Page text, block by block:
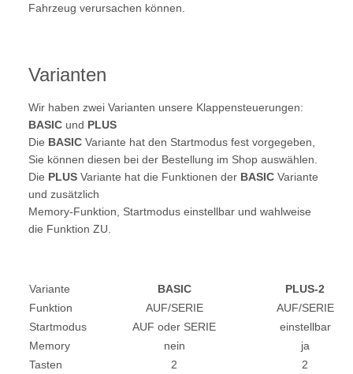
Fahrzeug verursachen können.
Varianten
Wir haben zwei Varianten unsere Klappensteuerungen:
BASIC und PLUS
Die BASIC Variante hat den Startmodus fest vorgegeben,
Sie können diesen bei der Bestellung im Shop auswählen.
Die PLUS Variante hat die Funktionen der BASIC Variante
und zusätzlich
Memory-Funktion, Startmodus einstellbar und wahlweise
die Funktion ZU.
Variante BASIC
PLUS-2
Funktion
AUF/SERIE
AUF/SERIE
Startmodus
AUF oder SERIE
einstellbar
Memory
nein
ja
Tasten
2 2